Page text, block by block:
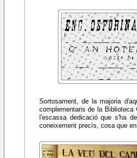
Sortosament, de la majoria
complementaris de la
l'escassa dedicació que s'ha
coneixement precís, cosa que